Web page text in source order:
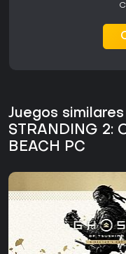
Juegos similares
STRANDING 2:
BEACH PC